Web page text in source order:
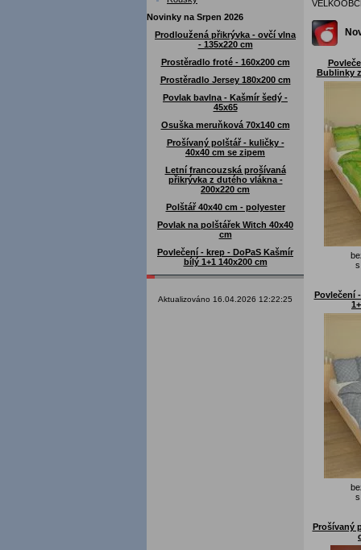
Novinky na Srpen 2026
Prodloužená přikrývka - ovčí vlna
- 135x220 cm
Prostěradlo froté - 160x200 cm
Prostěradlo Jersey 180x200 cm
Povlak bavlna - Kašmír šedý -
45x65
Osuška meruňková 70x140 cm
Prošívaný polštář - kuličky -
40x40 cm se zipem
Letní francouzská prošívaná
přikrývka z dutého vlákna -
200x220 cm
Polštář 40x40 cm - polyester
Povlak na polštářek Witch 40x40
cm
Povlečení - krep - DoPaS Kašmír
bílý 1+1 140x200 cm
Aktualizováno 16.04.2026 12:22:25
Bublinky
s
Povlečení
s
Prošívaný